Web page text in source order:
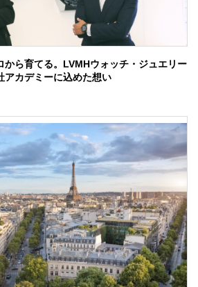
から育てる。LVMHウォッチ・ジュエリー
アカデミーに込めた想い